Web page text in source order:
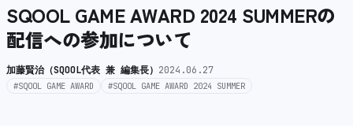
SQOOL GAME AWARD 2024 SUMMERの
配信への参加について
加藤賢治（SQOOL代表 兼 編集長） 2024.06.27
#SQOOL GAME AWARD #SQOOL GAME AWARD 2024 SUMMER